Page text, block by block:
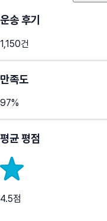
운송 후기
1,150건
만족도
97%
평균 평점
4.5점